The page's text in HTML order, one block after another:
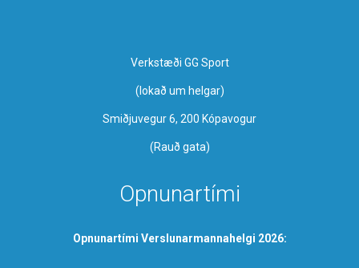
Verkstæði GG Sport
​(lokað um helgar)
Smiðjuvegur 6, 200 Kópavogur
(Rauð gata)
Opnunartími
Opnunartími Verslunarmannahelgi 2026: